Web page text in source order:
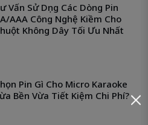
– Dày 3.2mm
Quốc (tùy lô)
Vấn Sử Dụng Các Dòng Pin
AAA Công Nghệ Kiềm Cho
Không Dây Tối Ưu Nhất
Pin Gì Cho Micro Karaoke
Bền Vừa Tiết Kiệm Chi Phí?